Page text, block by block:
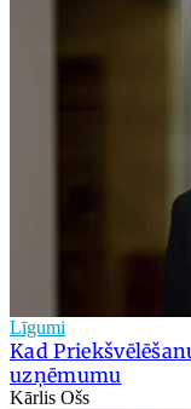
Līgumi
Kad
uzņēmumu
Kārlis Ošs